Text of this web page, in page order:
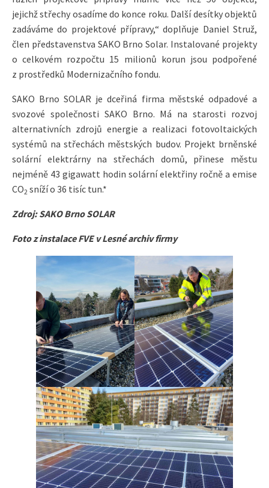
jejichž střechy osadíme do konce roku. Další desítky objektů
zadáváme do projektové přípravy,“ doplňuje Daniel Struž,
člen představenstva SAKO Brno Solar. Instalované projekty
o celkovém rozpočtu 15 milionů korun jsou podpořené
z prostředků Modernizačního fondu.
SAKO Brno SOLAR je dceřiná firma městské odpadové a
svozové společnosti SAKO Brno. Má na starosti rozvoj
alternativních zdrojů energie a realizaci fotovoltaických
systémů na střechách městských budov. Projekt brněnské
solární elektrárny na střechách domů, přinese městu
nejméně 43 gigawatt hodin solární elektřiny ročně a emise
CO2 sníží o 36 tisíc tun.*
Zdroj: SAKO Brno SOLAR
Foto z instalace FVE v Lesné archiv firmy